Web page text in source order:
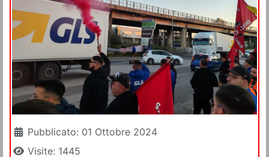
Dettagli
Pubblicato: 01 Ottobre 2024
Visite: 1445